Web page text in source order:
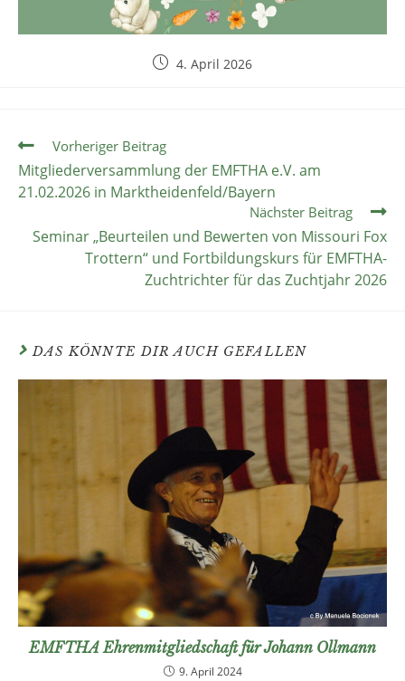
4. April 2026
Vorheriger Beitrag
Mitgliederversammlung der EMFTHA e.V. am
21.02.2026 in Marktheidenfeld/Bayern
Nächster Beitrag
Seminar „Beurteilen und Bewerten von Missouri Fox
Trottern“ und Fortbildungskurs für EMFTHA-
Zuchtrichter für das Zuchtjahr 2026
DAS KÖNNTE DIR AUCH GEFALLEN
EMFTHA Ehrenmitgliedschaft für Johann Ollmann
9. April 2024